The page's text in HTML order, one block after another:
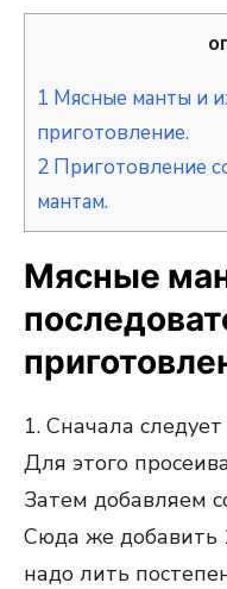
1 Мясные манты и
приготовление.
2 Приготовление
мантам.
Мясные
1. Сначала
Для этого
Затем добавляем
Сюда же добавить
надо лить